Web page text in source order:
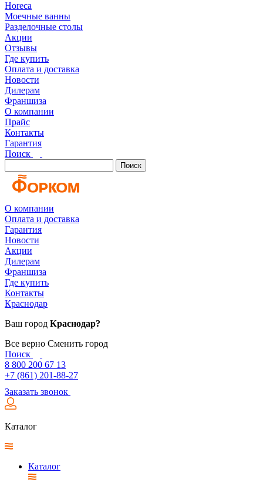
Horeca
Моечные ванны
Разделочные столы
Акции
Отзывы
Где купить
Оплата и доставка
Новости
Дилерам
Франшиза
О компании
Прайс
Контакты
Гарантия
Поиск
Поиск
О компании
Оплата и доставка
Гарантия
Новости
Акции
Дилерам
Франшиза
Где купить
Контакты
Краснодар
Ваш город Краснодар?
Все верно Сменить город
Поиск
8 800 200 67 13
+7 (861) 201-88-27
Заказать звонок
Каталог
Каталог